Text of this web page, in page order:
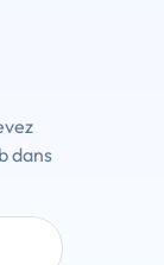
dans